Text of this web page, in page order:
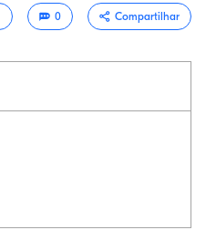
0 Compartilhar